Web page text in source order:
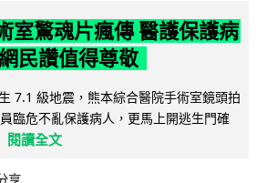
室驚魂片瘋傳 醫護保護病
民讚值得尊敬
7.1 級地震，熊本綜合醫院手術室鏡頭拍
臨危不亂保護病人，更馬上開逃生門確
閱讀全文